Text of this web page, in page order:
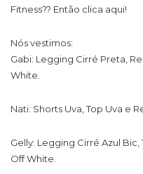
Fitness?? Então clica aqui!
Nós vestimos:
Gabi: Legging Cirré Preta,
White.
Nati: Shorts Uva, Top Uva e
Gelly: Legging Cirré Azul
Off White.